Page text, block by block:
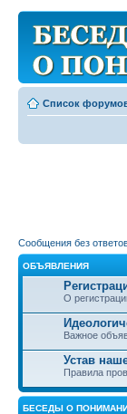
Список
Сообщения без
ОБЪЯВЛЕНИЯ
О
Важное
Устав
Правила
БЕСЕДЫ О